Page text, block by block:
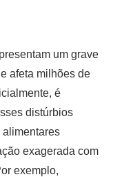
um grave
afeta milhões de
é
distúrbios
exagerada com
exemplo,